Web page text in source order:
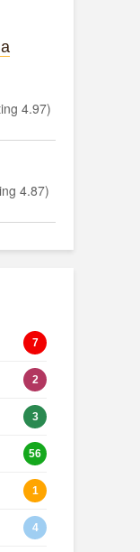
4.97)
4.87)
7
2
3
56
1
4